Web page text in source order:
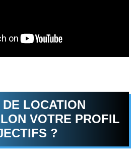
LOCATION
VOTRE PROFIL
?